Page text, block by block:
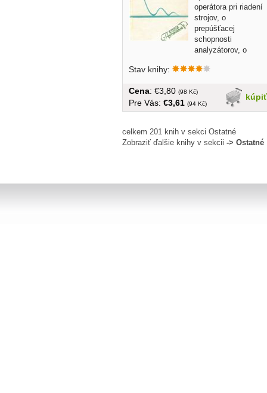
operátora pri riadení
strojov, o
prepúšťacej
schopnosti
analyzátorov, o
a...
Stav knihy:
kúpiť
Cena: €3,80 (98 Kč)
Pre Vás: €3,61 (94 Kč)
celkem 201 knih v sekci Ostatné
Zobraziť ďalšie knihy v sekcii -> Ostatné